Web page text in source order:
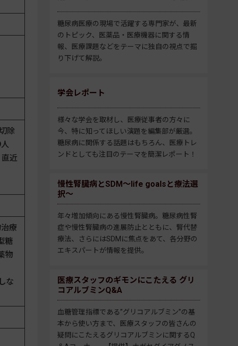
除
近
療
糖
物
な
糖尿病医療の現場で活躍する専門家が、最新
のトピック、医薬品・医療機器に関する情
報、医療課題などをテーマに独自の視点で掘
り下げて解説。
学会レポート
様々な学会を取材し、医療従事者の方々に
今、特に知ってほしい演題を編集部が厳選。
糖尿病に関係する話題はもちろん、医療トレ
ンドとしても注目のテーマを簡潔レポート！
慢性腎臓病とSDM～life goalsと療法選
択～
年々増加傾向にある慢性腎臓病。糖尿病性腎
症や慢性腎臓病の進展防止とともに、腎代替
療法、さらにはSDMに焦点をあて、各分野の
エキスパートが情報を提供。
医療スタッフのギモンにこたえる グリ
コアルブミンQ&A
血糖管理指標である”グリコアルブミン”の基
本から使い方まで、医療スタッフの皆さんの
疑問にこたえるグリコアルブミンに関するQ